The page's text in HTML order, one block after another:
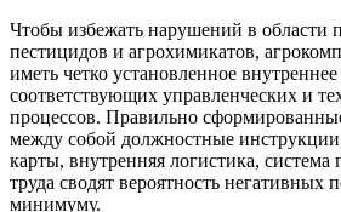
Чтобы избежать нарушений в области
пестицидов и агрохимикатов,
иметь четко установленное
соответствующих управленческих и
процессов. Правильно
между собой должностные
карты, внутренняя логистика, система
труда сводят вероятность негативных
минимуму.